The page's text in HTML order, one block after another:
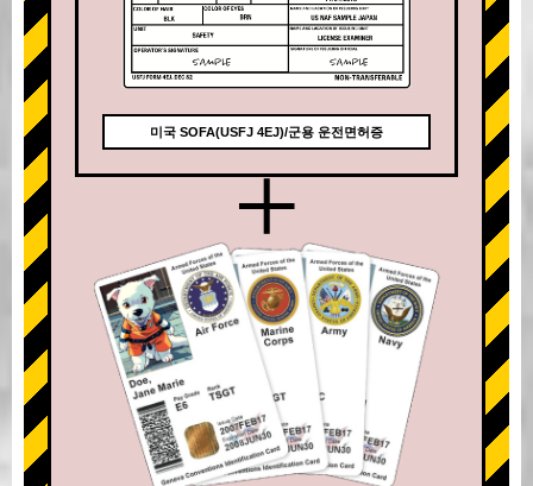
미국 SOFA(USFJ 4EJ)/군용 운전면허증
+